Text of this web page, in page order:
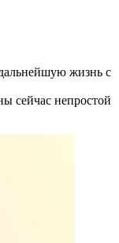
жизнь с
сейчас непростой